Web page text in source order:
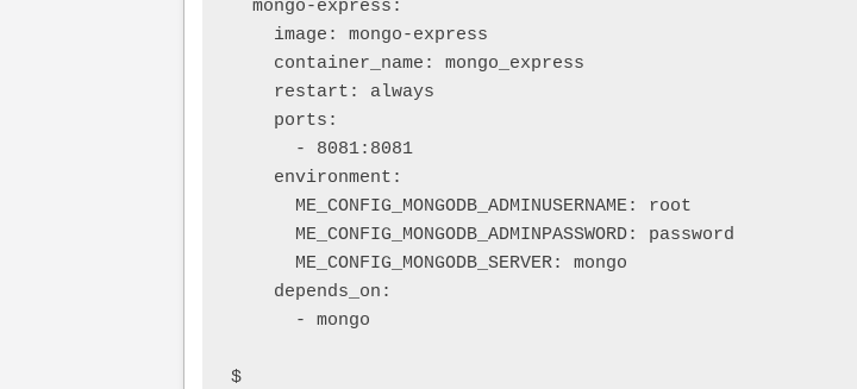
  mongo-express:
    image: mongo-express
    container_name: mongo_express
    restart: always
    ports:
      - 8081:8081
    environment:
      ME_CONFIG_MONGODB_ADMINUSERNAME: root
      ME_CONFIG_MONGODB_ADMINPASSWORD: password
      ME_CONFIG_MONGODB_SERVER: mongo
    depends_on:
      - mongo
$